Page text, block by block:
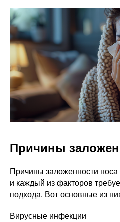
Причины
Причины заложенности
и каждый из факторов
подхода. Вот основные из
Вирусные инфекции